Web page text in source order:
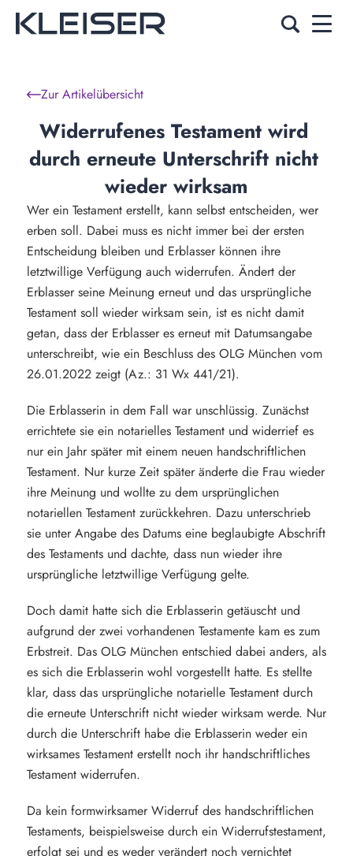
Zur Artikelübersicht
Widerrufenes Testament wird
durch erneute Unterschrift nicht
wieder wirksam
Wer ein Testament erstellt, kann selbst entscheiden, wer
erben soll. Dabei muss es nicht immer bei der ersten
Entscheidung bleiben und Erblasser können ihre
letztwillige Verfügung auch widerrufen. Ändert der
Erblasser seine Meinung erneut und das ursprüngliche
Testament soll wieder wirksam sein, ist es nicht damit
getan, dass der Erblasser es erneut mit Datumsangabe
unterschreibt, wie ein Beschluss des OLG München vom
26.01.2022 zeigt (Az.: 31 Wx 441/21).
Die Erblasserin in dem Fall war unschlüssig. Zunächst
errichtete sie ein notarielles Testament und widerrief es
nur ein Jahr später mit einem neuen handschriftlichen
Testament. Nur kurze Zeit später änderte die Frau wieder
ihre Meinung und wollte zu dem ursprünglichen
notariellen Testament zurückkehren. Dazu unterschrieb
sie unter Angabe des Datums eine beglaubigte Abschrift
des Testaments und dachte, dass nun wieder ihre
ursprüngliche letztwillige Verfügung gelte.
Doch damit hatte sich die Erblasserin getäuscht und
aufgrund der zwei vorhandenen Testamente kam es zum
Erbstreit. Das OLG München entschied dabei anders, als
es sich die Erblasserin wohl vorgestellt hatte. Es stellte
klar, dass das ursprüngliche notarielle Testament durch
die erneute Unterschrift nicht wieder wirksam werde. Nur
durch die Unterschrift habe die Erblasserin weder ein
wirksames Testament erstellt noch ihr handschriftliches
Testament widerrufen.
Da kein formwirksamer Widerruf des handschriftlichen
Testaments, beispielsweise durch ein Widerrufstestament,
erfolgt sei und es weder verändert noch vernichtet